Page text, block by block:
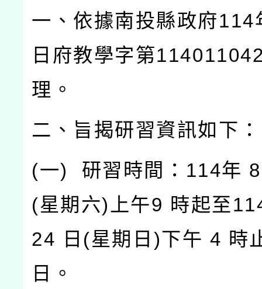
一、依據南投縣政府114
日府教學字第
理。
二、旨揭研習資訊如下：
(一) 研習時間： 114年 8
(星期六) 上午9 時起至
24 日 (星期日 )下午 4 時
日。